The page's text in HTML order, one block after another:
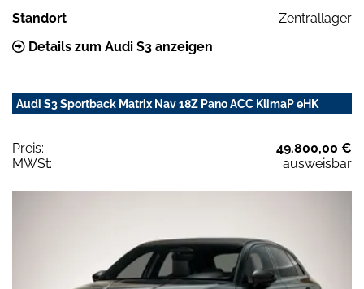
Standort
Zentrallager
Details zum Audi S3 anzeigen
Audi S3 Sportback Matrix Nav 18Z Pano ACC KlimaP eHK
Preis:
49.800,00 €
MWSt:
ausweisbar